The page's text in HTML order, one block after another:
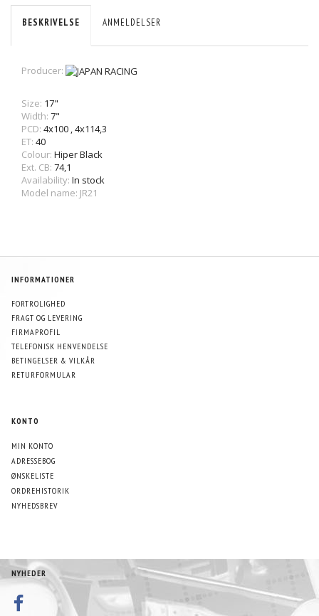
BESKRIVELSE ANMELDELSER
Producer:
Size: 17"
Width: 7"
PCD: 4x100 ,4x114,3
ET: 40
Colour: Hiper Black
Ext. CB: 74,1
Availability: In stock
Model name: JR21
INFORMATIONER
FORTROLIGHED
FRAGT OG LEVERING
FIRMAPROFIL
TELEFONISK HENVENDELSE
BETINGELSER & VILKÅR
RETURFORMULAR
KONTO
MIN KONTO
ADRESSEBOG
ØNSKELISTE
ORDREHISTORIK
NYHEDSBREV
NYHEDER